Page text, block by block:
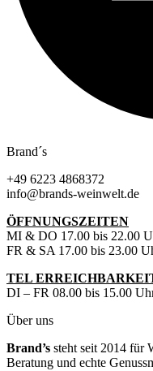
Brand´s
+49 6223 4868372
info@brands-weinwelt.de
ÖFFNUNGSZEITEN
MI & DO 17.00 bis 22.00
FR & SA 17.00 bis 23.00
TEL
DI – FR 08.00 bis 15.00
Über uns
Brand’s steht seit 2014 für
Beratung und echte